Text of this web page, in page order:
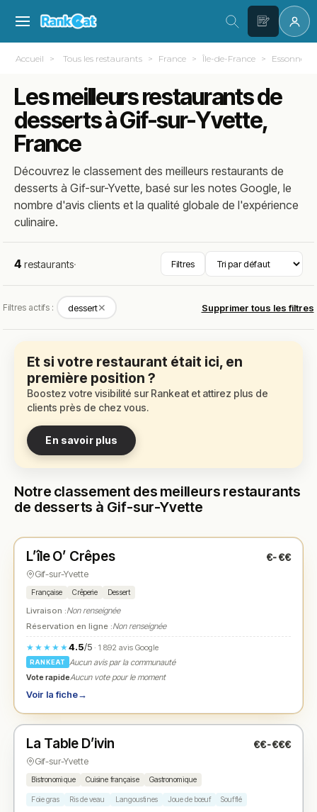
Accueil Tous les restaurants France Île-de-France Essonne
Les meilleurs restaurants de
desserts à Gif-sur-Yvette,
France
Découvrez le classement des meilleurs restaurants de
desserts à Gif-sur-Yvette, basé sur les notes Google, le
nombre d'avis clients et la qualité globale de l'expérience
culinaire.
4 restaurants· Filtres
Filtres actifs : dessert✕ Supprimer tous les filtres
Et si votre restaurant était ici, en
première position ?
Boostez votre visibilité sur Rankeat et attirez plus de
clients près de chez vous.
En savoir plus
Notre classement des meilleurs restaurants
de desserts à Gif-sur-Yvette
★ N° 1
L’île O’ Crêpes €-€€
Gif-sur-Yvette
Française Crêperie Dessert
Livraison :Non renseignée
Réservation en ligne :Non renseignée
★★★★★4.5/5· 1 892 avis Google
RANKEAT
Aucun avis par la communauté
Vote rapideAucun vote pour le moment
Voir la fiche→
★ N° 2
La Table D’ivin €€-€€€
Gif-sur-Yvette
Bistronomique Cuisine française Gastronomique
Foie gras Ris de veau Langoustines Joue de bœuf Soufflé